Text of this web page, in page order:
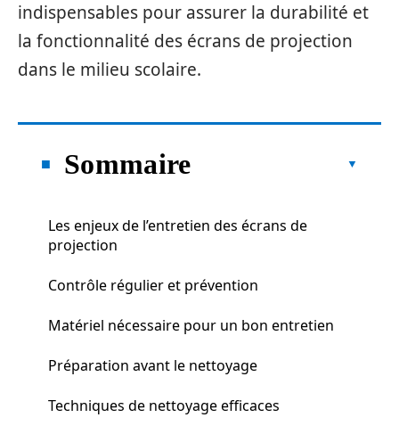
indispensables pour assurer la durabilité et
la fonctionnalité des écrans de projection
dans le milieu scolaire.
Sommaire
Les enjeux de l’entretien des écrans de
projection
Contrôle régulier et prévention
Matériel nécessaire pour un bon entretien
Préparation avant le nettoyage
Techniques de nettoyage efficaces